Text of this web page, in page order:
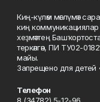
Киң-күләм мәғлүмәт
киң коммуникациялар
хеҙмәттең
теркәлгән, ПИ ТУ02-
майы.
Запрещено для детей
Телефон
8 (34782) 5-12-96